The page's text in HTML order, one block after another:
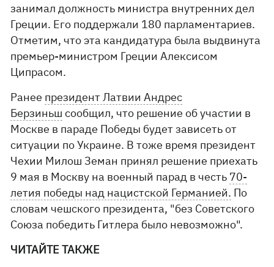
занимал должность министра внутренних дел
Греции. Его поддержали 180 парламентариев.
Отметим, что эта кандидатура была выдвинута
премьер-министром Греции Алексисом
Ципрасом.
Ранее президент Латвии Андрес
Берзиньш сообщил, что решение об участии в
Москве в параде Победы будет зависеть от
ситуации по Украине. В тоже время президент
Чехии Милош Земан принял решение приехать
9 мая в Москву на военный парад в честь 70-
летия победы над нацистской Германией. По
словам чешского президента, "без Советского
Союза победить Гитлера было невозможно".
ЧИТАЙТЕ ТАКЖЕ